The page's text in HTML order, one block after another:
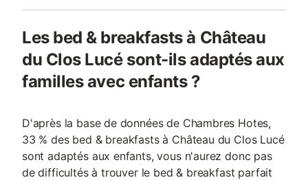
Les bed & breakfasts à Château
du Clos Lucé sont-ils adaptés aux
familles avec enfants ?
D'après la base de données de Chambres Hotes,
33 % des bed & breakfasts à Château du Clos Lucé
sont adaptés aux enfants, vous n'aurez donc pas
de difficultés à trouver le bed & breakfast parfait